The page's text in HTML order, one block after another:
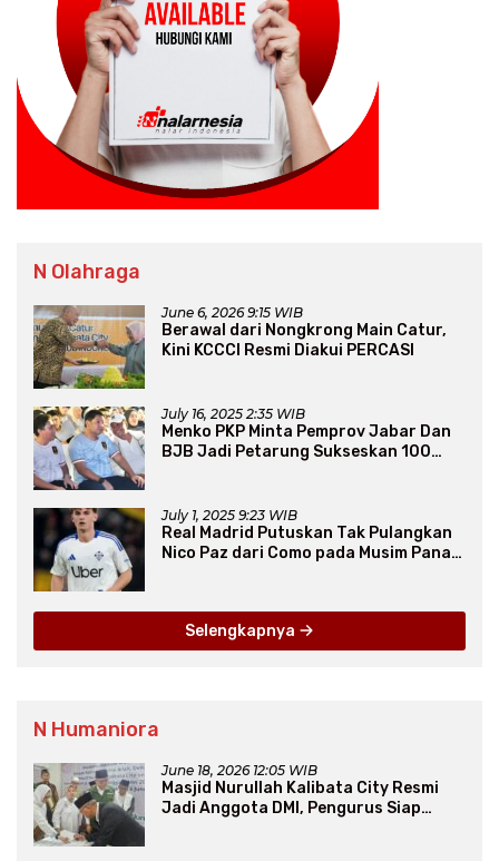
N Olahraga
June 6, 2026 9:15 WIB
Berawal dari Nongkrong Main Catur,
Kini KCCCI Resmi Diakui PERCASI
July 16, 2025 2:35 WIB
Menko PKP Minta Pemprov Jabar Dan
BJB Jadi Petarung Sukseskan 100
July 1, 2025 9:23 WIB
Real Madrid Putuskan Tak Pulangkan
Nico Paz dari Como pada Musim Panas
Selengkapnya
N Humaniora
June 18, 2026 12:05 WIB
Masjid Nurullah Kalibata City Resmi
Jadi Anggota DMI, Pengurus Siap